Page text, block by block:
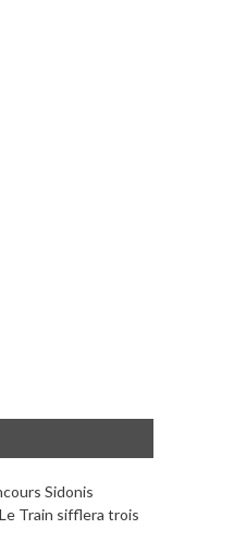
Sidonis
Train sifflera trois